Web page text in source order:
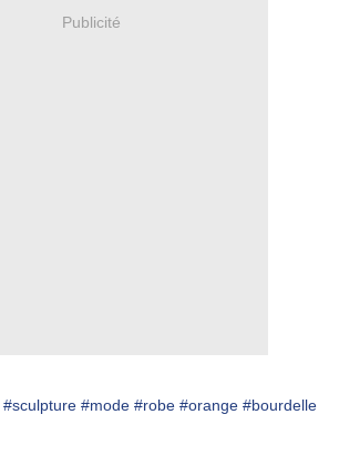
Publicité
#sculpture #mode #robe #orange #bourdelle